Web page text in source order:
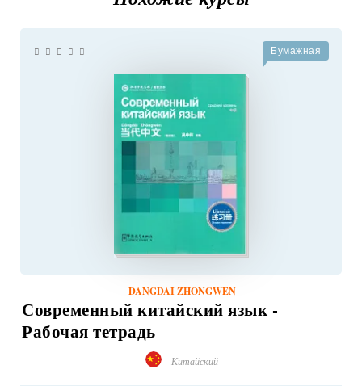
Бумажная
DANGDAI ZHONGWEN
Современный китайский язык -
Рабочая тетрадь
Китайский